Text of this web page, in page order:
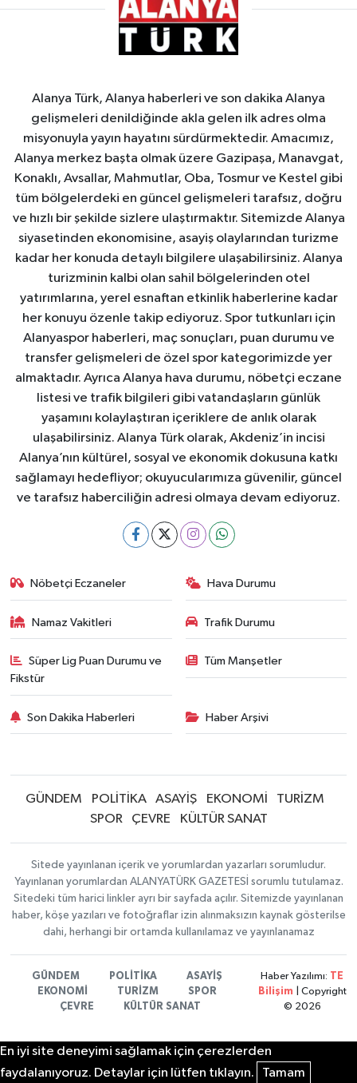
Alanya Türk, Alanya haberleri ve son dakika Alanya
gelişmeleri denildiğinde akla gelen ilk adres olma
misyonuyla yayın hayatını sürdürmektedir. Amacımız,
Alanya merkez başta olmak üzere Gazipaşa, Manavgat,
Konaklı, Avsallar, Mahmutlar, Oba, Tosmur ve Kestel gibi
tüm bölgelerdeki en güncel gelişmeleri tarafsız, doğru
ve hızlı bir şekilde sizlere ulaştırmaktır. Sitemizde Alanya
siyasetinden ekonomisine, asayiş olaylarından turizme
kadar her konuda detaylı bilgilere ulaşabilirsiniz. Alanya
turizminin kalbi olan sahil bölgelerinden otel
yatırımlarına, yerel esnaftan etkinlik haberlerine kadar
her konuyu özenle takip ediyoruz. Spor tutkunları için
Alanyaspor haberleri, maç sonuçları, puan durumu ve
transfer gelişmeleri de özel spor kategorimizde yer
almaktadır. Ayrıca Alanya hava durumu, nöbetçi eczane
listesi ve trafik bilgileri gibi vatandaşların günlük
yaşamını kolaylaştıran içeriklere de anlık olarak
ulaşabilirsiniz. Alanya Türk olarak, Akdeniz’in incisi
Alanya’nın kültürel, sosyal ve ekonomik dokusuna katkı
sağlamayı hedefliyor; okuyucularımıza güvenilir, güncel
ve tarafsız haberciliğin adresi olmaya devam ediyoruz.
Nöbetçi Eczaneler Hava Durumu
Namaz Vakitleri Trafik Durumu
Süper Lig Puan Durumu ve
Fikstür
Tüm Manşetler
Son Dakika Haberleri Haber Arşivi
GÜNDEM POLİTİKA ASAYİŞ EKONOMİ
TURİZM
SPOR
ÇEVRE KÜLTÜR SANAT
Sitede yayınlanan içerik ve yorumlardan yazarları sorumludur.
Yayınlanan yorumlardan ALANYATÜRK GAZETESİ sorumlu tutulamaz.
Sitedeki tüm harici linkler ayrı bir sayfada açılır. Sitemizde yayınlanan
haber, köşe yazıları ve fotoğraflar izin alınmaksızın kaynak gösterilse
dahi, herhangi bir ortamda kullanılamaz ve yayınlanamaz
GÜNDEM POLİTİKA
ASAYİŞ
EKONOMİ
TURİZM
SPOR
ÇEVRE
KÜLTÜR SANAT
Haber Yazılımı: TE
Bilişim | Copyright
© 2026
En iyi site deneyimi sağlamak için çerezlerden
faydalanıyoruz. Detaylar için lütfen tıklayın.
Tamam